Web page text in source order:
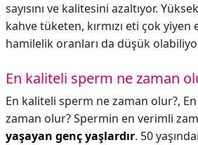
sayısını ve kalitesini azaltıyor.
kahve tüketen, kırmızı eti çok
hamilelik oranları da düşük
En kaliteli sperm ne zaman
En kaliteli sperm ne zaman olur?,
zaman olur? Spermin en verimli
yaşayan genç yaşlardır. 50